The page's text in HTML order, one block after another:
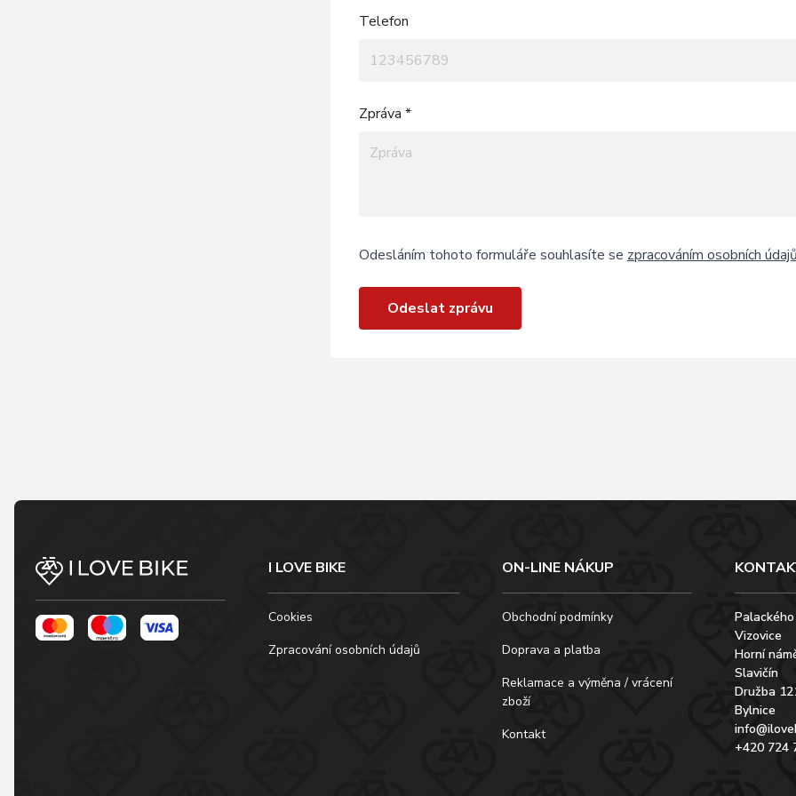
Telefon
Zpráva *
Odesláním tohoto formuláře souhlasíte se zpracováním osobních
Odeslat zprávu
I LOVE BIKE
Cookies
Zpracování osobních údajů
ON-LINE NÁKUP
Obchodní podmínky
Doprava a platba
Reklamace a výměna / vrácení
zboží
Kontakt
Vizovice
Horní
Slavičín
Družba
Bylnice
+420 724